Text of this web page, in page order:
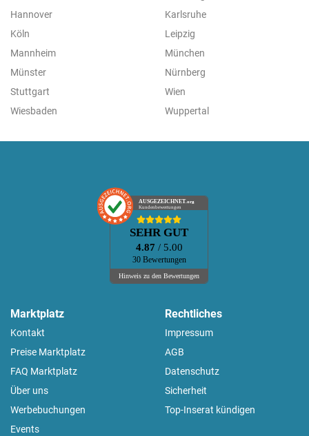
Hannover
Karlsruhe
Köln
Leipzig
Mannheim
München
Münster
Nürnberg
Stuttgart
Wien
Wiesbaden
Wuppertal
AUSGEZEICHNET.org
Kundenbewertungen
SEHR GUT
4.87 / 5.00
30 Bewertungen
Hinweis zu den Bewertungen
Marktplatz
Kontakt
Preise Marktplatz
FAQ Marktplatz
Über uns
Werbebuchungen
Events
Rechtliches
Impressum
AGB
Datenschutz
Sicherheit
Top-Inserat kündigen